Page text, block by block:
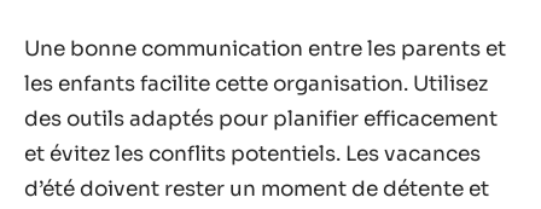
Une bonne communication entre les parents et
les enfants facilite cette organisation. Utilisez
des outils adaptés pour planifier efficacement
et évitez les conflits potentiels. Les vacances
d’été doivent rester un moment de détente et